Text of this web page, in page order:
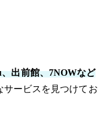
出前館、7NOWなど
ービスを見つけてお